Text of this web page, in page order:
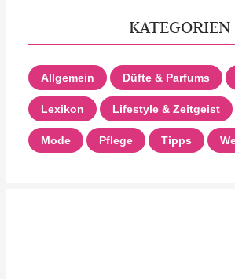
KATEGORIEN
Allgemein Düfte & Parfums
Lexikon Lifestyle & Zeitgeist
Mode Pflege Tipps